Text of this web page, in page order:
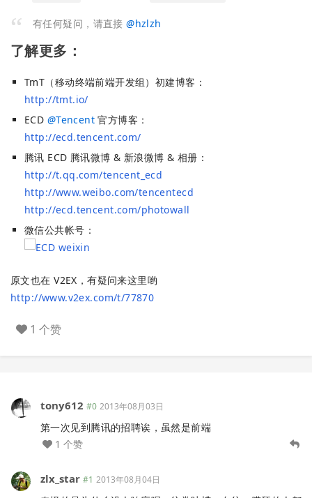
有任何疑问，请直接@hzlzh
了解更多：
TmT（移动终端前端开发组）初建博客：
http://tmt.io/
ECD @Tencent 官方博客：
http://ecd.tencent.com/
腾讯 ECD 腾讯微博 & 新浪微博 & 相册：
http://t.qq.com/tencent_ecd
http://www.weibo.com/tencentecd
http://ecd.tencent.com/photowall
微信公共帐号：
原文也在 V2EX，有疑问来这里哟
http://www.v2ex.com/t/77870
1 个赞
tony612 #0 2013年08月03日
第一次见到腾讯的招聘诶，虽然是前端
1 个赞
zlx_star #1 2013年08月04日